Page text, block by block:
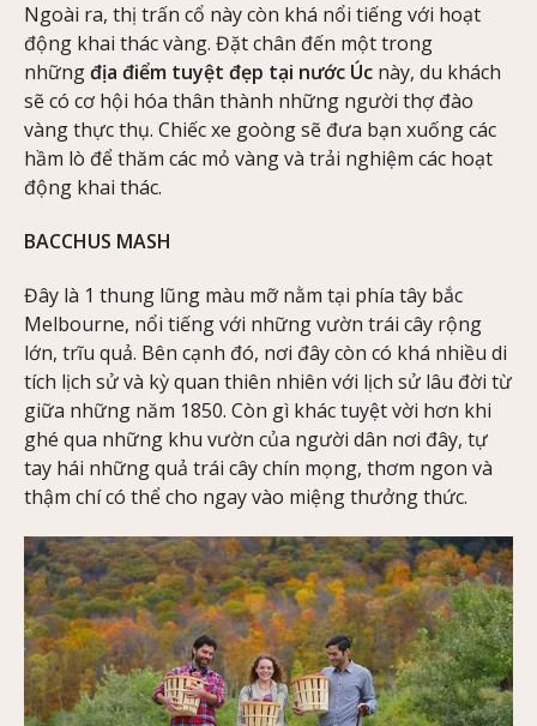
Ngoài ra, thị trấn cổ này còn khá nổi tiếng với hoạt
động khai thác vàng. Đặt chân đến một trong
nhữngđịa điểm tuyệt đẹp tại nước Úc này, du khách
sẽ có cơ hội hóa thân thành những người thợ đào
vàng thực thụ. Chiếc xe goòng sẽ đưa bạn xuống các
hầm lò để thăm các mỏ vàng và trải nghiệm các hoạt
động khai thác.
BACCHUS MASH
Đây là 1 thung lũng màu mỡ nằm tại phía tây bắc
Melbourne, nổi tiếng với những vườn trái cây rộng
lớn, trĩu quả. Bên cạnh đó, nơi đây còn có khá nhiều di
tích lịch sử và kỳ quan thiên nhiên với lịch sử lâu đời từ
giữa những năm 1850. Còn gì khác tuyệt vời hơn khi
ghé qua những khu vườn của người dân nơi đây, tự
tay hái những quả trái cây chín mọng, thơm ngon và
thậm chí có thể cho ngay vào miệng thưởng thức.